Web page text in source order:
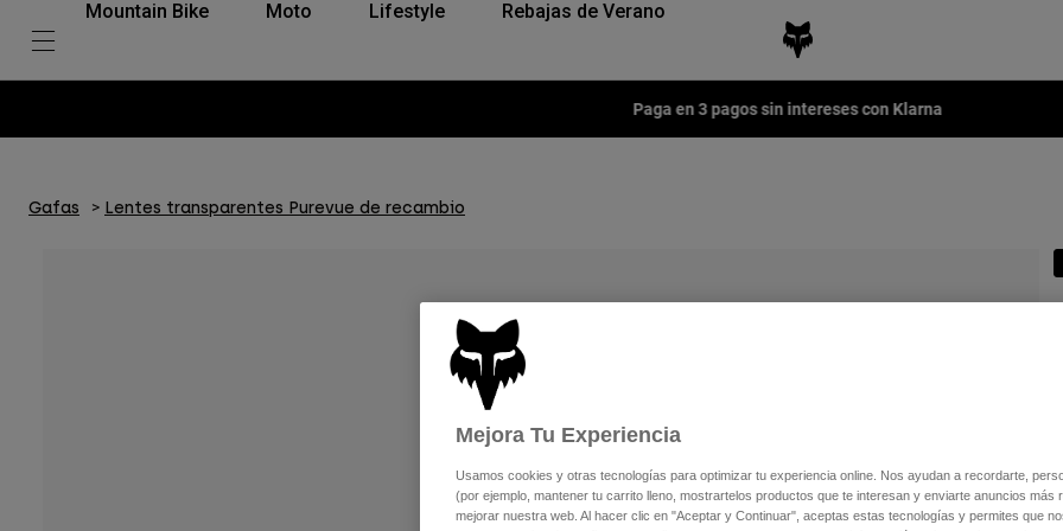
Mountain Bike Moto Lifestyle Rebajas de Verano
Paga en 3 pagos sin intereses con Klarna
Gafas Lentes transparentes Purevue de recambio
Mejora Tu Experiencia
Usamos cookies y otras tecnologías para optimizar tu experiencia online. Nos ayudan a recordarte,
(por ejemplo, mantener tu carrito lleno, mostrartelos productos que te interesan y enviarte anuncios más
mejorar nuestra web. Al hacer clic en "Aceptar y Continuar", aceptas estas tecnologías y permites que